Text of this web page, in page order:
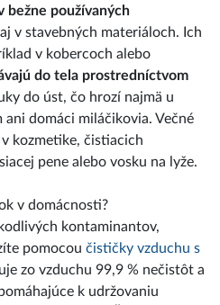
bežne používaných
aj v stavebných materiáloch. Ich
v kobercoch alebo
do tela prostredníctvom
do úst, čo hrozí najmä u
domáci miláčikovia. Večné
kozmetike, čistiacich
pene alebo vosku na lyže.
v domácnosti?
kontaminantov,
pomocou čističky vzduchu s
zo vzduchu 99,9 % nečistôt a
k udržovaniu